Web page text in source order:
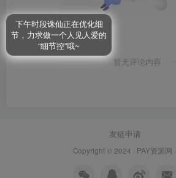
暂无评论内容
友链申请
Copyright © 2024 · PAY资源网 ·
下午时段诛仙正在优化细
节，力求做一个人见人爱的
“细节控”哦~